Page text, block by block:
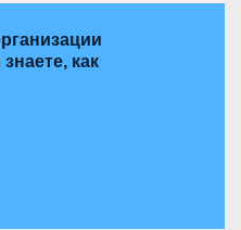
как